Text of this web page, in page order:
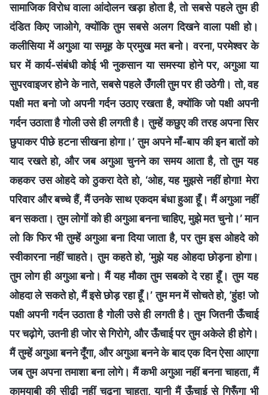
सामाजिक विरोध वाला आंदोलन खड़ा होता है, तो सबसे पहले तुम ही
दंडित किए जाओगे, क्योंकि तुम सबसे अलग दिखने वाला पक्षी हो।
कलीसिया में अगुआ या समूह के प्रमुख मत बनो। वरना, परमेश्वर के
घर में कार्य-संबंधी कोई भी नुकसान या समस्या होने पर, अगुआ या
सुपरवाइजर होने के नाते, सबसे पहले उँगली तुम पर ही उठेगी। तो, वह
पक्षी मत बनो जो अपनी गर्दन उठाए रखता है, क्योंकि जो पक्षी अपनी
गर्दन उठाता है गोली उसे ही लगती है। तुम्हें कछुए की तरह अपना सिर
छुपाकर पीछे हटना सीखना होगा।’ तुम अपने माँ-बाप की इन बातों को
याद रखते हो, और जब अगुआ चुनने का समय आता है, तो तुम यह
कहकर उस ओहदे को ठुकरा देते हो, ‘ओह, यह मुझसे नहीं होगा! मेरा
परिवार और बच्चे हैं, मैं उनके साथ एकदम बंधा हुआ हूँ। मैं अगुआ नहीं
बन सकता। तुम लोगों को ही अगुआ बनना चाहिए, मुझे मत चुनो।’ मान
लो कि फिर भी तुम्हें अगुआ बना दिया जाता है, पर तुम इस ओहदे को
स्वीकारना नहीं चाहते। तुम कहते हो, ‘मुझे यह ओहदा छोड़ना होगा।
तुम लोग ही अगुआ बनो। मैं यह मौका तुम सबको दे रहा हूँ। तुम यह
ओहदा ले सकते हो, मैं इसे छोड़ रहा हूँ।’ तुम मन में सोचते हो, ‘हुंह! जो
पक्षी अपनी गर्दन उठाता है गोली उसे ही लगती है। तुम जितनी ऊँचाई
पर चढ़ोगे, उतनी ही जोर से गिरोगे, और ऊँचाई पर तुम अकेले ही होगे।
मैं तुम्हें अगुआ बनने दूँगा, और अगुआ बनने के बाद एक दिन ऐसा आएगा
जब तुम अपना तमाशा बना लोगे। मैं कभी अगुआ नहीं बनना चाहता, मैं
कामयाबी की सीढ़ी नहीं चढ़ना चाहता, यानी मैं ऊँचाई से गिरूँगा भी